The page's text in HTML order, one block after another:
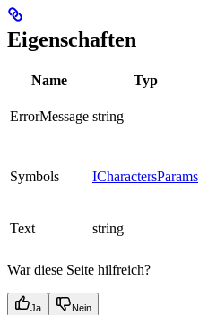
Eigenschaften
Name Typ
ErrorMessage string
Symbols ICharactersParams
Text
string
War diese Seite hilfreich?
Ja Nein